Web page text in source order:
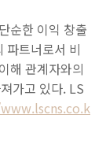
순한 이익 창출
파트너로서 비
해 관계자와의
가고 있다. LS